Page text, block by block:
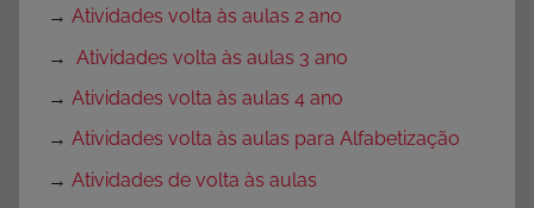
→ Atividades volta às aulas 2 ano
→ Atividades volta às aulas 3 ano
→ Atividades volta às aulas 4 ano
→ Atividades volta às aulas para Alfabetização
→ Atividades de volta às aulas